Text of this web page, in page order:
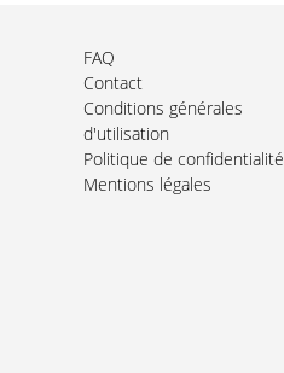
FAQ
Contact
Conditions générales
d'utilisation
Politique de confidentialité
Mentions légales